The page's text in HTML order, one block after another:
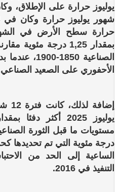
حرارة سطح الأرض في
بمقدار 1,25 درجة
الصناعية
الأحفوري على الصعيد
درجة مئوية التي تم تحديدها
الساعية إلى الحد من
التنفيذ في 2016.